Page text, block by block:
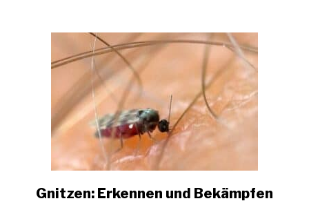
link
Gnitzen: Erkennen und Bekämpfen